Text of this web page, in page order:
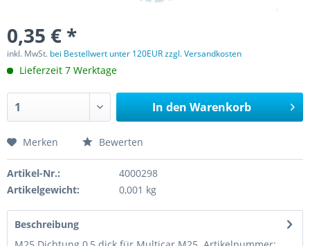
0,35 € *
inkl. MwSt. bei Bestellwert unter 120EUR zzgl. Versandkosten
Lieferzeit 7 Werktage
In den Warenkorb
Merken Bewerten
Artikel-Nr.:
4000298
Artikelgewicht:
0,001 kg
Beschreibung